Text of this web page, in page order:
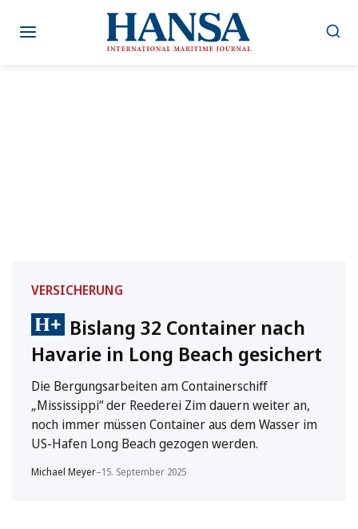
Inhalt
VERSICHERUNG
Bislang 32 Container nach
Havarie in Long Beach gesichert
Die Bergungsarbeiten am Containerschiff
„Mississippi“ der Reederei Zim dauern weiter an,
noch immer müssen Container aus dem Wasser im
US-Hafen Long Beach gezogen werden.
Michael Meyer–15. September 2025